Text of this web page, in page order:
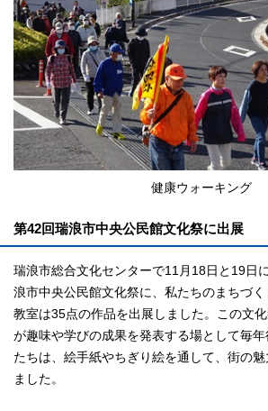
健康ウォーキング
第42回瑞浪市中央公民館文化祭に出展
瑞浪市総合文化センターで11月18日と19日
浪市中央公民館文化祭に、私たちのまちづ
教室は35点の作品を出展しました。この文
が趣味や学びの成果を発表する場として毎
たちは、絵手紙やちぎり絵を通して、街の
ました。